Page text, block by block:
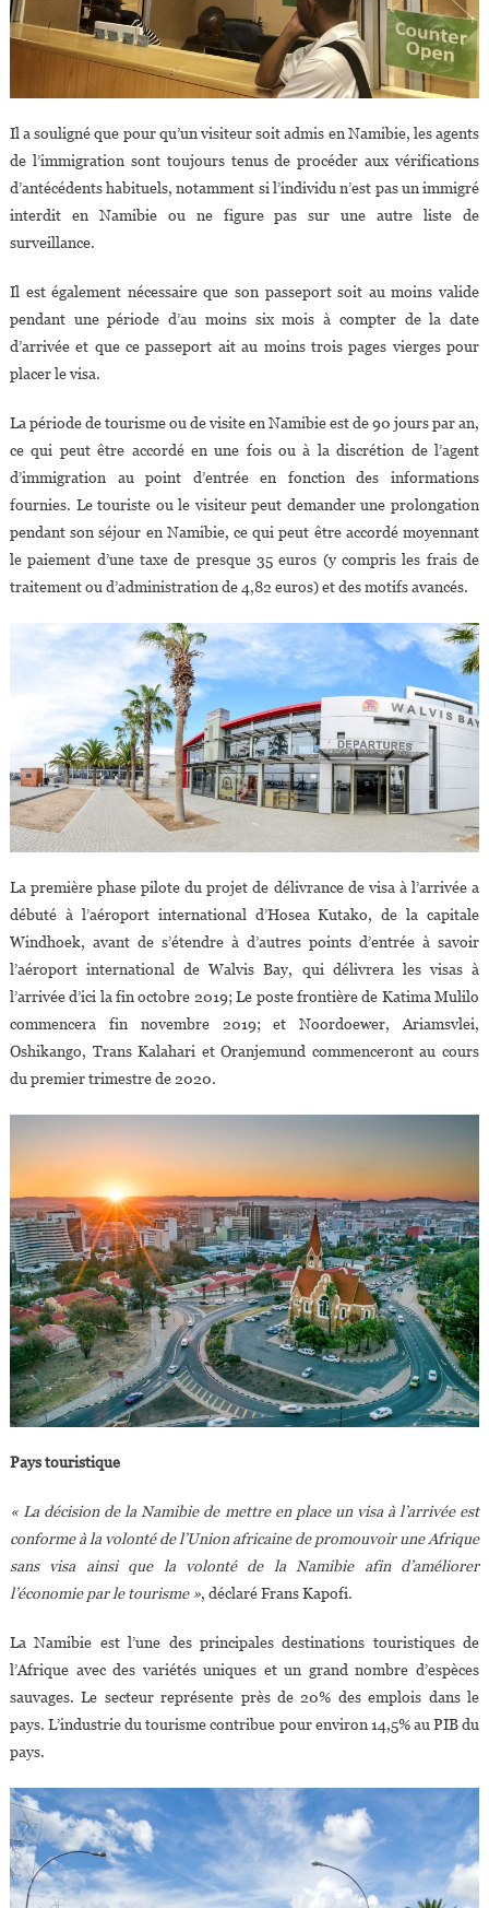
Il a souligné que pour qu’un visiteur soit admis en Namibie, les agents
de l’immigration sont toujours tenus de procéder aux vérifications
d’antécédents habituels, notamment si l’individu n’est pas un immigré
interdit en Namibie ou ne figure pas sur une autre liste de
surveillance.
Il est également nécessaire que son passeport soit au moins valide
pendant une période d’au moins six mois à compter de la date
d’arrivée et que ce passeport ait au moins trois pages vierges pour
placer le visa.
La période de tourisme ou de visite en Namibie est de 90 jours par an,
ce qui peut être accordé en une fois ou à la discrétion de l’agent
d’immigration au point d’entrée en fonction des informations
fournies. Le touriste ou le visiteur peut demander une prolongation
pendant son séjour en Namibie, ce qui peut être accordé moyennant
le paiement d’une taxe de presque 35 euros (y compris les frais de
traitement ou d’administration de 4,82 euros) et des motifs avancés.
La première phase pilote du projet de délivrance de visa à l’arrivée a
débuté à l’aéroport international d’Hosea Kutako, de la capitale
Windhoek, avant de s’étendre à d’autres points d’entrée à savoir
l’aéroport international de Walvis Bay, qui délivrera les visas à
l’arrivée d’ici la fin octobre 2019; Le poste frontière de Katima Mulilo
commencera fin novembre 2019; et Noordoewer, Ariamsvlei,
Oshikango, Trans Kalahari et Oranjemund commenceront au cours
du premier trimestre de 2020.
Pays touristique
« La décision de la Namibie de mettre en place un visa à l’arrivée est
conforme à la volonté de l’Union africaine de promouvoir une Afrique
sans visa ainsi que la volonté de la Namibie afin d’améliorer
l’économie par le tourisme », déclaré Frans Kapofi.
La Namibie est l’une des principales destinations touristiques de
l’Afrique avec des variétés uniques et un grand nombre d’espèces
sauvages. Le secteur représente près de 20% des emplois dans le
pays. L’industrie du tourisme contribue pour environ 14,5% au PIB du
pays.